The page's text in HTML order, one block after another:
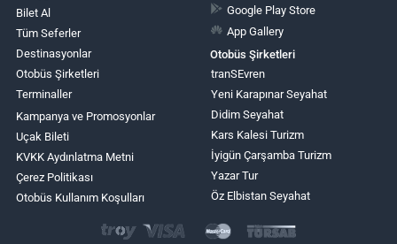
Bilet Al
Tüm Seferler
Destinasyonlar
Otobüs Şirketleri
Terminaller
Kampanya ve Promosyonlar
Uçak Bileti
KVKK Aydınlatma Metni
Çerez Politikası
Otobüs Kullanım Koşulları
Google Play Store
App Gallery
Otobüs Şirketleri
tranSEvren
Yeni Karapınar Seyahat
Didim Seyahat
Kars Kalesi Turizm
İyigün Çarşamba Turizm
Yazar Tur
Öz Elbistan Seyahat